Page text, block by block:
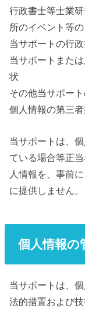
行政書士等士業
所のイベント等
当サポートの行
当サポートまた
状
その他当サポー
個人情報の第三
当サポートは、
ている場合等正
人情報を、事前
に提供しません。
個人情報の
当サポートは、
法的措置および